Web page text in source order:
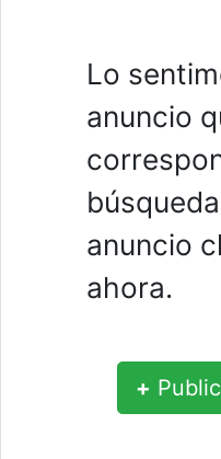
Lo
anuncio
anuncio
ahora.
+